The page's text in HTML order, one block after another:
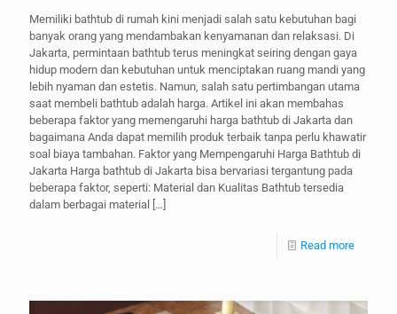
Memiliki bathtub di rumah kini menjadi salah satu kebutuhan bagi
banyak orang yang mendambakan kenyamanan dan relaksasi. Di
Jakarta, permintaan bathtub terus meningkat seiring dengan gaya
hidup modern dan kebutuhan untuk menciptakan ruang mandi yang
lebih nyaman dan estetis. Namun, salah satu pertimbangan utama
saat membeli bathtub adalah harga. Artikel ini akan membahas
beberapa faktor yang memengaruhi harga bathtub di Jakarta dan
bagaimana Anda dapat memilih produk terbaik tanpa perlu khawatir
soal biaya tambahan. Faktor yang Mempengaruhi Harga Bathtub di
Jakarta Harga bathtub di Jakarta bisa bervariasi tergantung pada
beberapa faktor, seperti: Material dan Kualitas Bathtub tersedia
dalam berbagai material
[…]
Read more